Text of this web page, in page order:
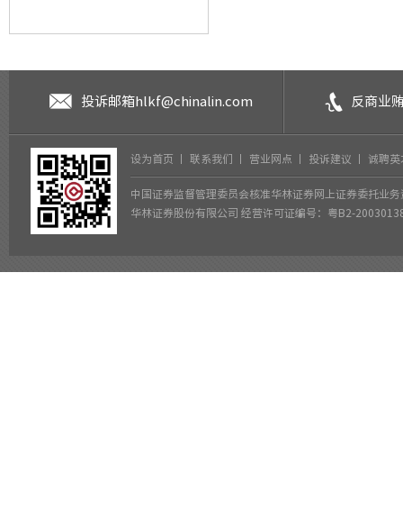
投诉邮箱 hlkf@chinalin.com 反商业
设为首页 联系我们 营业网点 投诉建议 诚聘
中国证券监督管理委员会核准华林证券网上证券委托业
华林证券股份有限公司 经营许可证编号：粤B2-